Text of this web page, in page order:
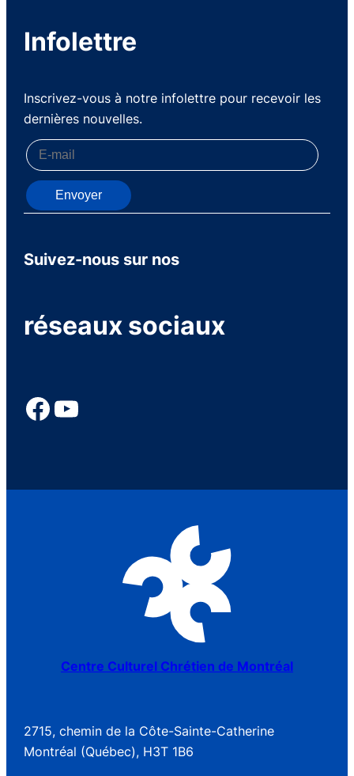
Infolettre
Inscrivez-vous à notre infolettre pour recevoir les
dernières nouvelles.
Envoyer
Suivez-nous sur nos
réseaux sociaux
Centre Culturel Chrétien de Montréal
2715, chemin de la Côte-Sainte-Catherine
Montréal (Québec), H3T 1B6